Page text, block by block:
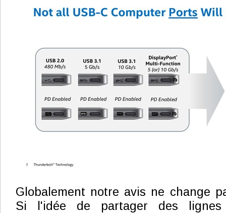
Globalement notre avis ne change
Si l'idée de partager des